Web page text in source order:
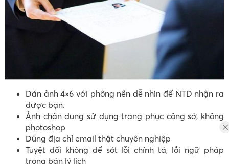
Dán ảnh 4×6 với phông nền dễ nhìn để NTD nhận ra
được bạn.
Ảnh chân dung sử dụng trang phục công sở, không
photoshop
Dùng địa chỉ email thật chuyên nghiệp
Tuyệt đối không để sót lỗi chính tả, lỗi ngữ pháp
trong bản lý lịch